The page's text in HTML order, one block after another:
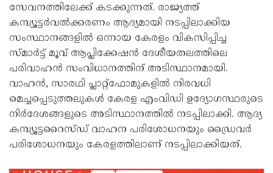
സേവനത്തിലേക്ക് കടക്കുന്നത്. രാജ്യത്ത്
കമ്പ്യൂട്ടർവൽക്കരണം ആദ്യമായി നടപ്പിലാക്കിയ
സംസ്ഥാനങ്ങളിൽ ഒന്നായ കേരളം വികസിപ്പിച്ച
സ്മാർട്ട് മൂവ് ആപ്ലിക്കേഷൻ ദേശീയതലത്തിലെ
പരിവാഹൻ സംവിധാനത്തിന് അടിസ്ഥാനമായി.
വാഹൻ, സാരഥി പ്ലാറ്റ്‌ഫോമുകളിൽ നിരവധി
മെച്ചപ്പെടുത്തലുകൾ കേരള എംവിഡി ഉദ്യോഗസ്ഥരുടെ
നിർദേശങ്ങളുടെ അടിസ്ഥാനത്തിൽ നടപ്പിലാക്കി. ആദ്യ
കമ്പ്യൂട്ടറൈസ്ഡ് വാഹന പരിശോധനയും ഡ്രൈവർ
പരിശോധനയും കേരളത്തിലാണ് നടപ്പിലാക്കിയത്.